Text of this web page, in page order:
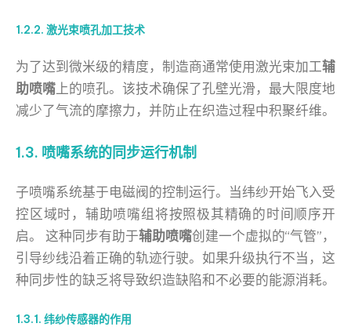
1.2.2. 激光束喷孔加工技术
为了达到微米级的精度，制造商通常使用激光束加工辅
助喷嘴上的喷孔。该技术确保了孔壁光滑，最大限度地
减少了气流的摩擦力，并防止在织造过程中积聚纤维。
1.3. 喷嘴系统的同步运行机制
子喷嘴系统基于电磁阀的控制运行。当纬纱开始飞入受
控区域时，辅助喷嘴组将按照极其精确的时间顺序开
启。 这种同步有助于辅助喷嘴创建一个虚拟的“气管”，
引导纱线沿着正确的轨迹行驶。如果升级执行不当，这
种同步性的缺乏将导致织造缺陷和不必要的能源消耗。
1.3.1. 纬纱传感器的作用